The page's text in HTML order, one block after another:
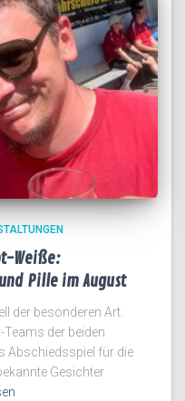
Weiße:
Pille im August
der besonderen Art.
der beiden
Abschiedsspiel für die
Gesichter